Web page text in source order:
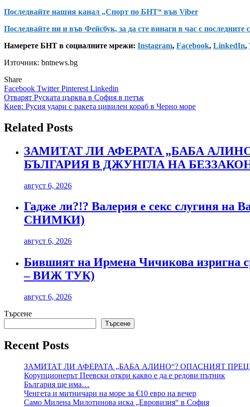
Последвайте нашия канал „Спорт по БНТ“ във Viber
Последвайте ни и във Фейсбук, за да сте винаги в час с последните
Намерете БНТ в социалните мрежи: Instagram, Facebook, LinkedIn,
Източник: bntnews.bg
Share
Facebook TwitterPinterest Linkedin
Навигация
Отварят Руската църква в София в петък
Киев: Русия удари с ракета цивилен кораб в Черно море
Related Posts
ЗАМИТАТ ЛИ АФЕРАТА „БАБА
БЪЛГАРИЯ В ДЖУНГЛА НА
август 6, 2026
Гадже ли?!? Валерия е секс слугиня на
СНИМКИ)
август 6, 2026
Бившият на Ирмена Чичикова изригна
– ВИЖ ТУК)
август 6, 2026
Търсене
Търсене
Recent Posts
ЗАМИТАТ ЛИ АФЕРАТА „БАБА АЛИНО“? ОПАСНИЯТ
Корупционерът Пеевски откри какво е да е редови пътник
България ще има…
Ченгета и митничари на море за €10 евро на вечер
Само Милена Милотинова иска „Евровизия“ в София